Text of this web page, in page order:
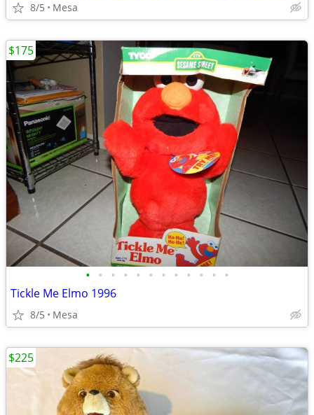
8/5 Mesa
• • • • • • • • • • • •
Tickle Me Elmo 1996
8/5 Mesa
$175
$225